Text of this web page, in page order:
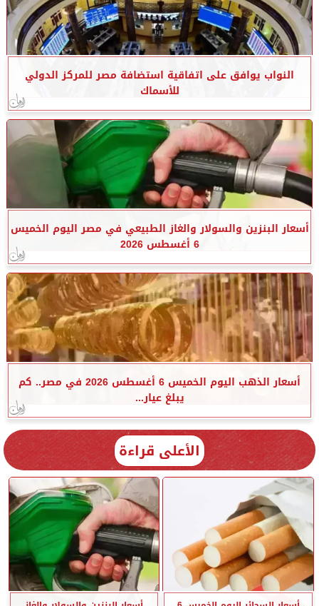
النواب يوافق على اتفاقية استضافة مصر للمركز الدولي
للأسماك
أسعار البنزين والسولار والغاز الطبيعي في مصر اليوم الخميس
6 أغسطس 2026
أسعار الذهب اليوم الخميس 6 أغسطس 2026 في مصر.. كم
يبلغ عيار...
الأعلى قراءة